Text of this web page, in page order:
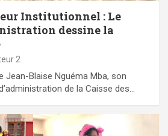
Institutionnel : Le
dessine la
2
Jean-Blaise Nguéma Mba, son
de la Caisse des…